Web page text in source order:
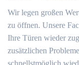
Wir legen großen
zu öffnen.​ Unsere
Ihre Türen wieder
zusätzlichen
schnellstmöglich